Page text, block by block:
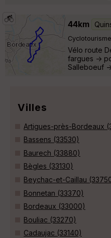
44km
Cyclotourisme
Vélo route
fargues ->
Salleboeuf -
Villes
Artigues-près-Bordeaux
Bassens (33530)
Baurech (33880)
Bègles (33130)
Beychac-et-Caillau
Bonnetan (33370)
Bordeaux (33000)
Bouliac (33270)
Cadaujac (33140)